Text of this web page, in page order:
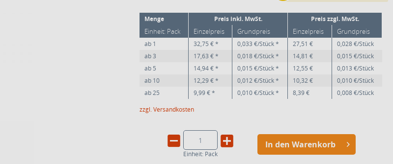
Menge Preis inkl. MwSt. Preis zzgl. MwSt.
Einheit: Pack Einzelpreis Grundpreis Einzelpreis Grundpreis
ab 1 32,75 € * 0,033 €/Stück * 27,51 €
0,028 €/Stück
ab3 17,63 € * 0,018 €/Stück * 14,81 €
0,015 €/Stück
ab 5 14,94 € * 0,015 €/Stück * 12,55 €
0,013 €/Stück
ab 10 12,29 € * 0,012 €/Stück * 10,32 €
0,010 €/Stück
ab25 9,99 € * 0,010 €/Stück * 8,39 €
0,008 €/Stück
zzgl. Versandkosten
Einheit: Pack
In den Warenkorb